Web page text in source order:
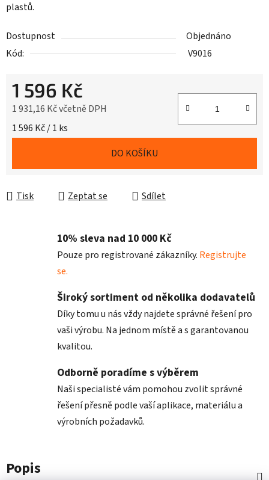
plastů.
Dostupnost
Objednáno
Kód:
V9016
1 596 Kč
1 931,16 Kč včetně DPH
Měrná cena:
1 596 Kč / 1 ks
DO KOŠÍKU
Tisk Zeptat se Sdílet
10% sleva nad 10 000 Kč
Pouze pro registrované zákazníky. Registrujte
se.
Široký sortiment od několika dodavatelů
Díky tomu u nás vždy najdete správné řešení pro
vaši výrobu. Na jednom místě a s garantovanou
kvalitou.
Odborně poradíme s výběrem
Naši specialisté vám pomohou zvolit správné
řešení přesně podle vaší aplikace, materiálu a
výrobních požadavků.
Popis